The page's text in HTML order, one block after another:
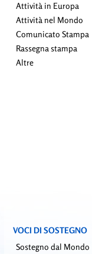
Attività in Europa
Attività nel Mondo
Comunicato Stampa
Rassegna stampa
Altre
VOCI DI SOSTEGNO
Sostegno dal Mondo